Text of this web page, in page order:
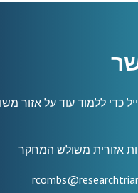
כדי ללמוד עוד על אזור
אזורית משולש המחקר